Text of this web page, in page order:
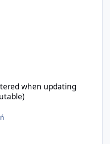
when updating